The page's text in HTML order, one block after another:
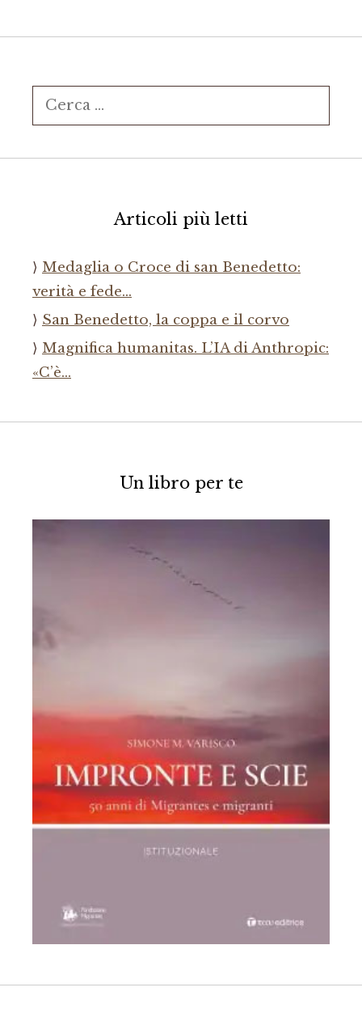
Ricerca
per:
Articoli più letti
Medaglia o Croce di san Benedetto:
verità e fede…
San Benedetto, la coppa e il corvo
Magnifica humanitas. L’IA di Anthropic:
«C’è…
Un libro per te